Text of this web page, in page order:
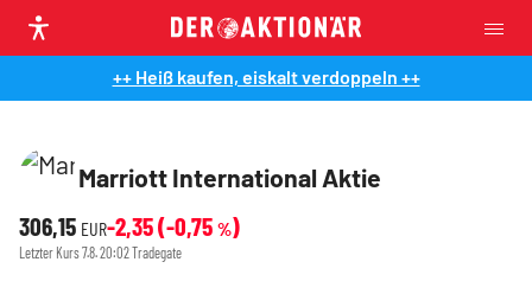
++ Heiß kaufen, eiskalt verdoppeln ++
Marriott International Aktie
306,15 EUR-2,35(-0,75 %)
Letzter Kurs7.8. 20:02Tradegate